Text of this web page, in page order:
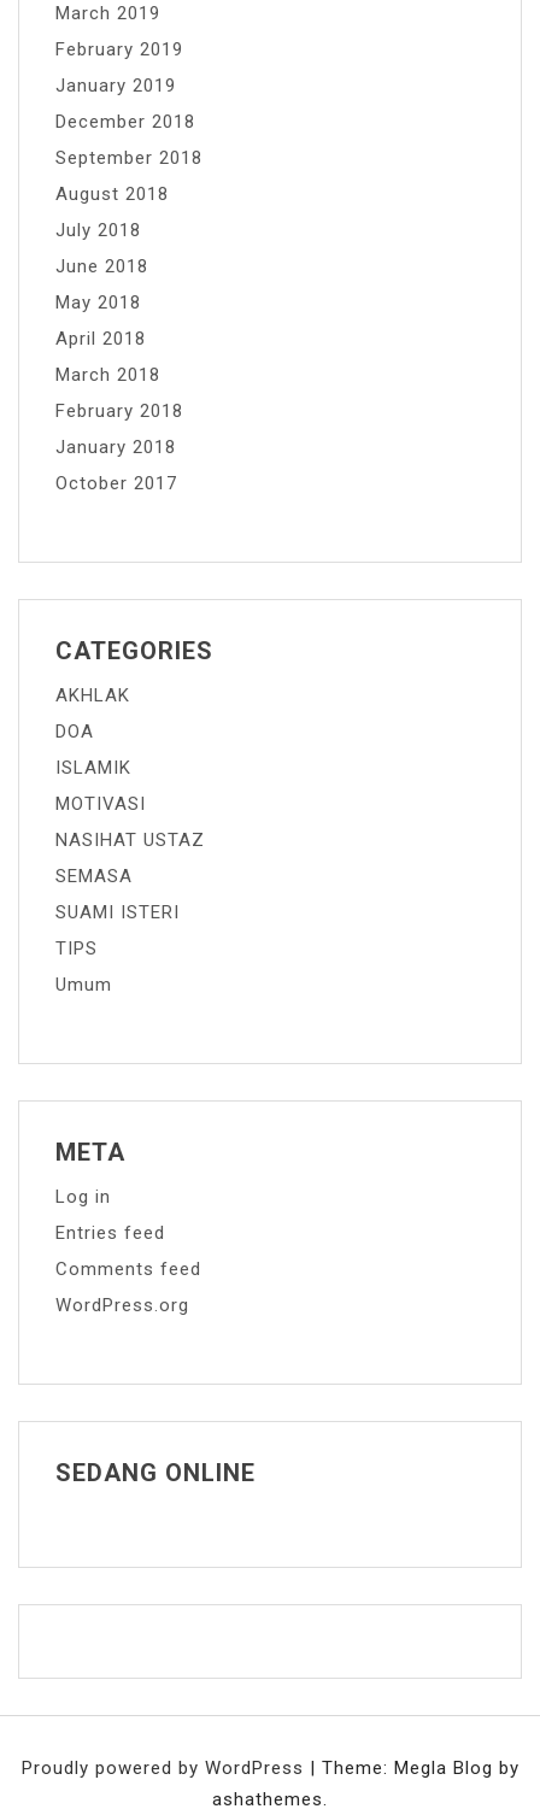
March 2019
February 2019
January 2019
December 2018
September 2018
August 2018
July 2018
June 2018
May 2018
April 2018
March 2018
February 2018
January 2018
October 2017
CATEGORIES
AKHLAK
DOA
ISLAMIK
MOTIVASI
NASIHAT USTAZ
SEMASA
SUAMI ISTERI
TIPS
Umum
META
Log in
Entries feed
Comments feed
WordPress.org
SEDANG ONLINE
Proudly powered by WordPress | Theme: Megla Blog by
ashathemes.